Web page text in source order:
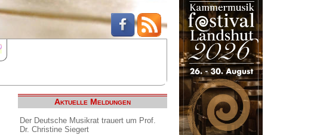
Aktuelle Meldungen
Der Deutsche Musikrat trauert um Prof.
Dr. Christine Siegert